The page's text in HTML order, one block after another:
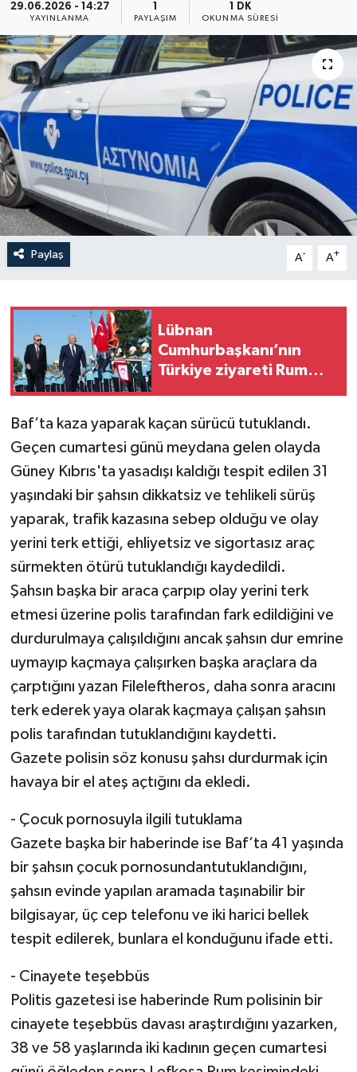
29.06.2026 - 14:27
YAYINLANMA
1
PAYLAŞIM
1 DK
OKUNMA SÜRESI
Paylaş A- A+
Lübnan
Cumhurbaşkanı’nın
Türkiye ziyareti Rum
Baf’ta kaza yaparak kaçan sürücü tutuklandı.
Geçen cumartesi günü meydana gelen olayda
Güney Kıbrıs'ta yasadışı kaldığı tespit edilen 31
yaşındaki bir şahsın dikkatsiz ve tehlikeli sürüş
yaparak, trafik kazasına sebep olduğu ve olay
yerini terk ettiği, ehliyetsiz ve sigortasız araç
sürmekten ötürü tutuklandığı kaydedildi.
Şahsın başka bir araca çarpıp olay yerini terk
etmesi üzerine polis tarafından fark edildiğini ve
durdurulmaya çalışıldığını ancak şahsın dur emrine
uymayıp kaçmaya çalışırken başka araçlara da
çarptığını yazan Fileleftheros, daha sonra aracını
terk ederek yaya olarak kaçmaya çalışan şahsın
polis tarafından tutuklandığını kaydetti.
Gazete polisin söz konusu şahsı durdurmak için
havaya bir el ateş açtığını da ekledi.
- Çocuk pornosuyla ilgili tutuklama
Gazete başka bir haberinde ise Baf’ta 41 yaşında
bir şahsın çocuk pornosundantutuklandığını,
şahsın evinde yapılan aramada taşınabilir bir
bilgisayar, üç cep telefonu ve iki harici bellek
tespit edilerek, bunlara el konduğunu ifade etti.
- Cinayete teşebbüs
Politis gazetesi ise haberinde Rum polisinin bir
cinayete teşebbüs davası araştırdığını yazarken,
38 ve 58 yaşlarında iki kadının geçen cumartesi